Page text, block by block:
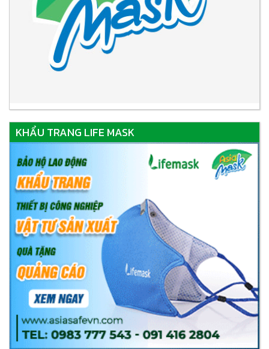
KHẨU TRANG LIFE MASK